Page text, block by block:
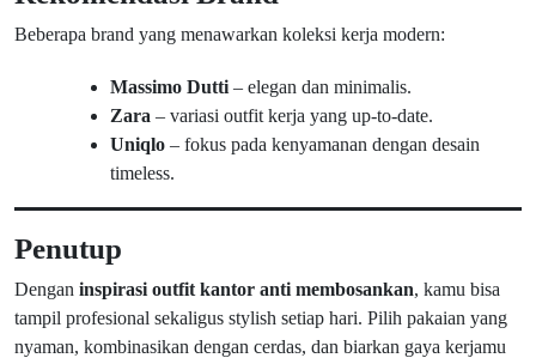
Beberapa brand yang menawarkan koleksi kerja modern:
Massimo Dutti – elegan dan minimalis.
Zara – variasi outfit kerja yang up-to-date.
Uniqlo – fokus pada kenyamanan dengan desain
timeless.
Penutup
Dengan inspirasi outfit kantor anti membosankan, kamu bisa
tampil profesional sekaligus stylish setiap hari. Pilih pakaian yang
nyaman, kombinasikan dengan cerdas, dan biarkan gaya kerjamu